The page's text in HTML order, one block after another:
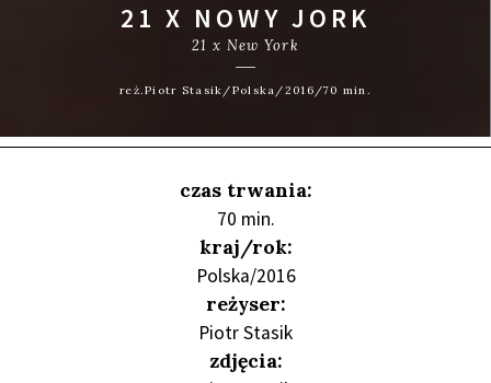
21 X NOWY JORK
21 x New York
reż.Piotr Stasik/Polska/2016/70 min.
czas trwania:
70 min.
kraj/rok:
Polska/2016
reżyser:
Piotr Stasik
zdjęcia: